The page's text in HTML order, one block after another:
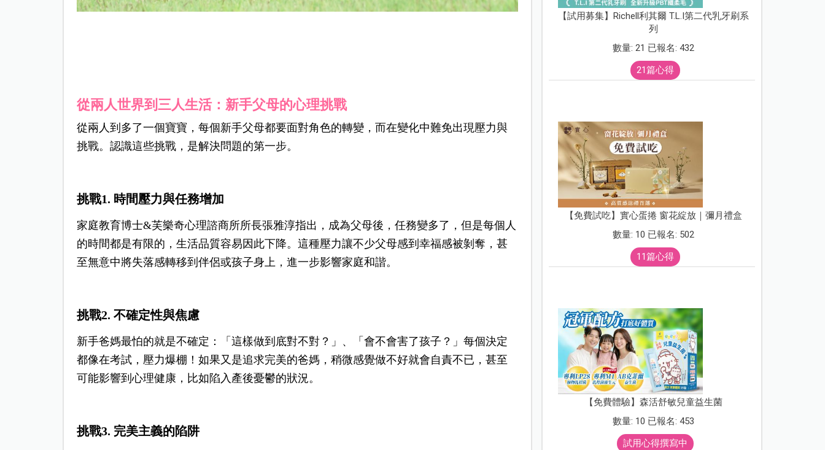
從兩人世界到三人生活：新手父母的心理挑戰
從兩人到多了一個寶寶，每個新手父母都要面對角色的轉變，而在變化中難免出現壓力與
挑戰。認識這些挑戰，是解決問題的第一步。
挑戰1. 時間壓力與任務增加
家庭教育博士&芙樂奇心理諮商所所長張雅淳指出，成為父母後，任務變多了，但是每個人
的時間都是有限的，生活品質容易因此下降。這種壓力讓不少父母感到幸福感被剝奪，甚
至無意中將失落感轉移到伴侶或孩子身上，進一步影響家庭和諧。
挑戰2. 不確定性與焦慮
新手爸媽最怕的就是不確定：「這樣做到底對不對？」、「會不會害了孩子？」每個決定
都像在考試，壓力爆棚！如果又是追求完美的爸媽，稍微感覺做不好就會自責不已，甚至
可能影響到心理健康，比如陷入產後憂鬱的狀況。
挑戰3. 完美主義的陷阱
【試用募集】Richell利其爾 T.L.I第二代乳牙刷系
列
數量: 21 已報名: 432
21篇心得
【免費試吃】實心蛋捲 窗花綻放｜彌月禮盒
數量: 10 已報名: 502
11篇心得
【免費體驗】森活舒敏兒童益生菌
數量: 10 已報名: 453
試用心得撰寫中